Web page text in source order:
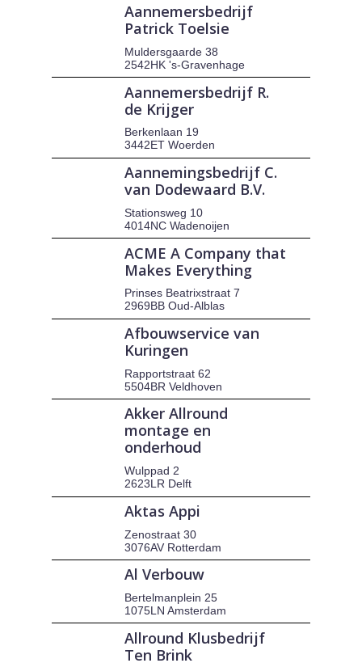
Aannemersbedrijf
Patrick Toelsie
Muldersgaarde 38
2542HK 's-Gravenhage
Aannemersbedrijf R.
de Krijger
Berkenlaan 19
3442ET Woerden
Aannemingsbedrijf C.
van Dodewaard B.V.
Stationsweg 10
4014NC Wadenoijen
ACME A Company that
Makes Everything
Prinses Beatrixstraat 7
2969BB Oud-Alblas
Afbouwservice van
Kuringen
Rapportstraat 62
5504BR Veldhoven
Akker Allround
montage en
onderhoud
Wulppad 2
2623LR Delft
Aktas Appi
Zenostraat 30
3076AV Rotterdam
Al Verbouw
Bertelmanplein 25
1075LN Amsterdam
Allround Klusbedrijf
Ten Brink